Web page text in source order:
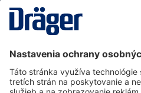
Zákaznícka infolinka
O spoločnosti Dräger